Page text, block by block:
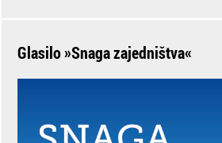
Glasilo »Snaga zajedništva«